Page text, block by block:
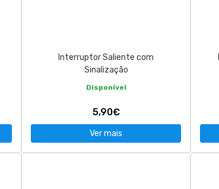
Interruptor Saliente com
Sinalização
Disponível
5,90€
Ver mais